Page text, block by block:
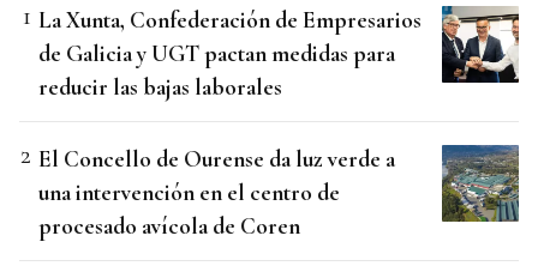
La Xunta, Confederación de Empresarios
de Galicia y UGT pactan medidas para
reducir las bajas laborales
El Concello de Ourense da luz verde a
una intervención en el centro de
procesado avícola de Coren